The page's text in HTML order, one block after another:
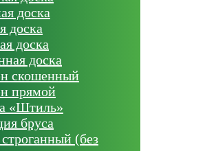
доска
доска
доска
доска
скошенный
прямой
«Штиль»
бруса
(без